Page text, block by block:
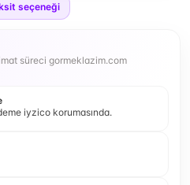
seçeneği
süreci gormeklazim.com
iyzico korumasında.